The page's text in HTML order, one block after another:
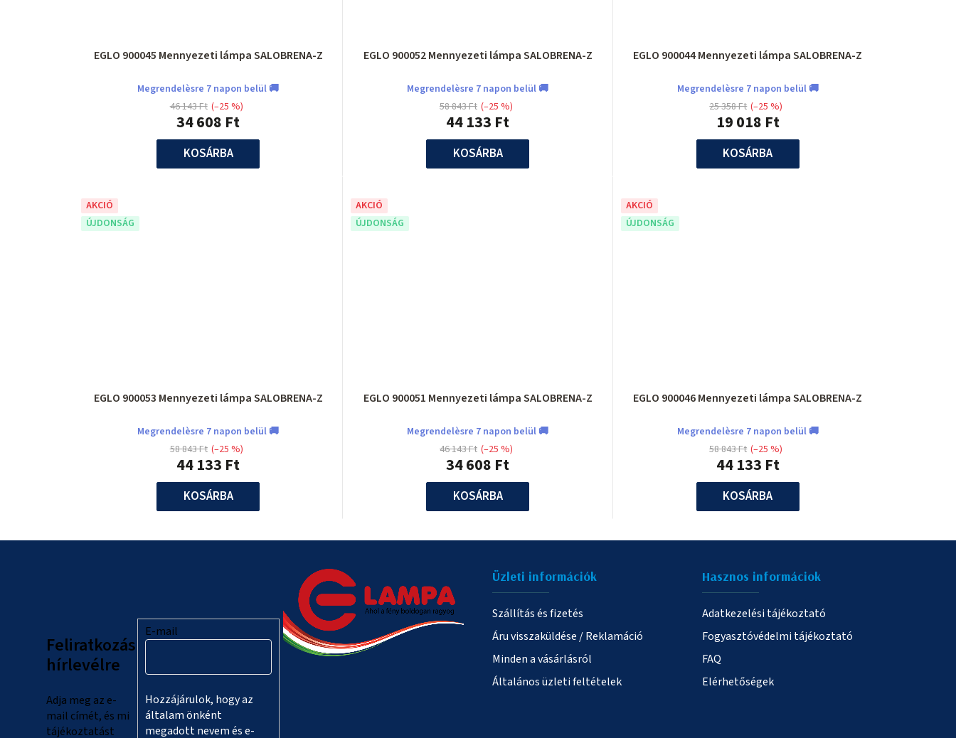
EGLO 900045 Mennyezeti lámpa SALOBRENA-Z
Megrendelèsre 7 napon belül 🚚
34 608 Ft
46 143 Ft (–25 %)
KOSÁRBA
EGLO 900052 Mennyezeti lámpa SALOBRENA-Z
Megrendelèsre 7 napon belül 🚚
44 133 Ft
58 843 Ft (–25 %)
KOSÁRBA
EGLO 900044 Mennyezeti lámpa SALOBRENA-Z
Megrendelèsre 7 napon belül 🚚
19 018 Ft
25 358 Ft (–25 %)
KOSÁRBA
AKCIÓ
ÚJDONSÁG
EGLO 900053 Mennyezeti lámpa SALOBRENA-Z
Megrendelèsre 7 napon belül 🚚
44 133 Ft
58 843 Ft (–25 %)
KOSÁRBA
AKCIÓ
ÚJDONSÁG
EGLO 900051 Mennyezeti lámpa SALOBRENA-Z
Megrendelèsre 7 napon belül 🚚
34 608 Ft
46 143 Ft (–25 %)
KOSÁRBA
AKCIÓ
ÚJDONSÁG
EGLO 900046 Mennyezeti lámpa SALOBRENA-Z
Megrendelèsre 7 napon belül 🚚
44 133 Ft
58 843 Ft (–25 %)
KOSÁRBA
Feliratkozás
hírlevélre
Adja meg az e-
mail címét, és mi
tájékoztatást
E-mail
Hozzájárulok, hogy az
általam önként
megadott nevem és e-
Üzleti információk
Szállítás és fizetés
Áru visszaküldése / Reklamáció
Minden a vásárlásról
Általános üzleti feltételek
Hasznos informáciok
Adatkezelési tájékoztató
Fogyasztóvédelmi tájékoztató
FAQ
Elérhetőségek